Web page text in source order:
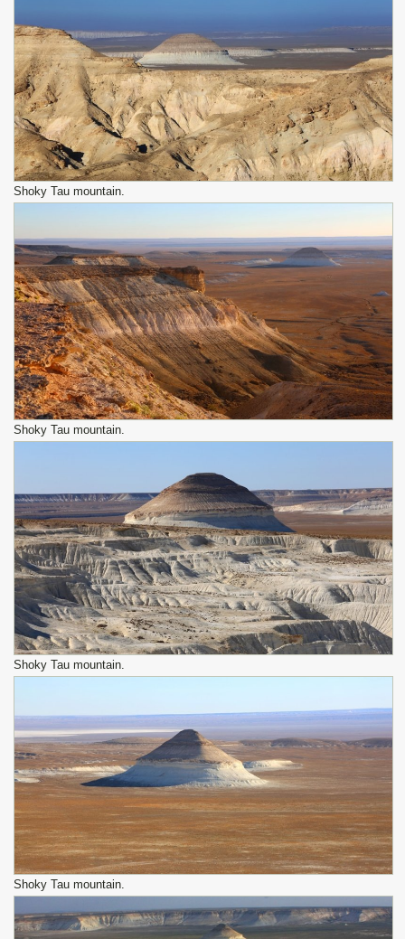
Shoky Tau mountain.
Shoky Tau mountain.
Shoky Tau mountain.
Shoky Tau mountain.